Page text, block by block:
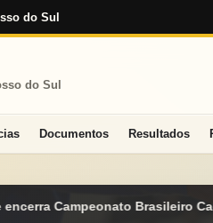
do Sul
do Sul
Documentos Resultados
2026 entre os destaques